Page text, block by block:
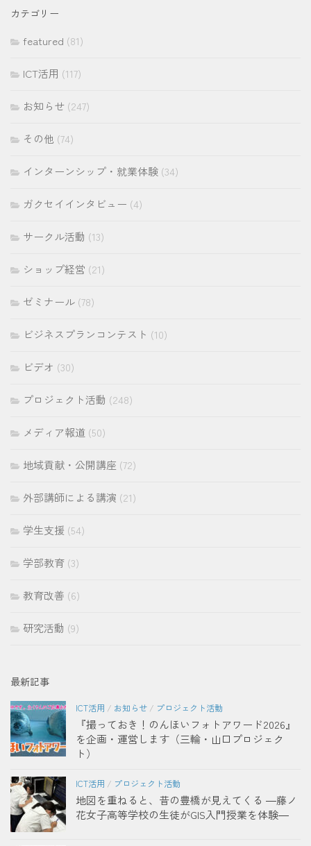
イ
カテゴリー
featured (81)
ICT活用 (117)
お知らせ (247)
その他 (74)
インターンシップ・就業体験 (34)
ガクセイインタビュー (4)
サークル活動 (13)
ショップ経営 (21)
ゼミナール (78)
ビジネスプランコンテスト (10)
ビデオ (30)
プロジェクト活動 (248)
メディア報道 (50)
地域貢献・公開講座 (72)
外部講師による講演 (21)
学生支援 (54)
学部教育 (3)
教育改善 (6)
研究活動 (9)
最新記事
ICT活用 / お知らせ / プロジェクト活動
『撮っておき！のんほいフォトアワード2026』
を企画・運営します（三輪・山口プロジェク
ト）
ICT活用 / プロジェクト活動
地図を重ねると、昔の豊橋が見えてくる ―藤ノ
花女子高等学校の生徒がGIS入門授業を体験―